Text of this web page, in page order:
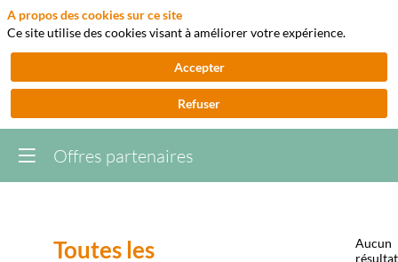
Offres partenaires
Toutes les
Aucun
résultat
A propos des cookies sur ce site
Ce site utilise des cookies visant à améliorer votre expérience.
Accepter
Refuser